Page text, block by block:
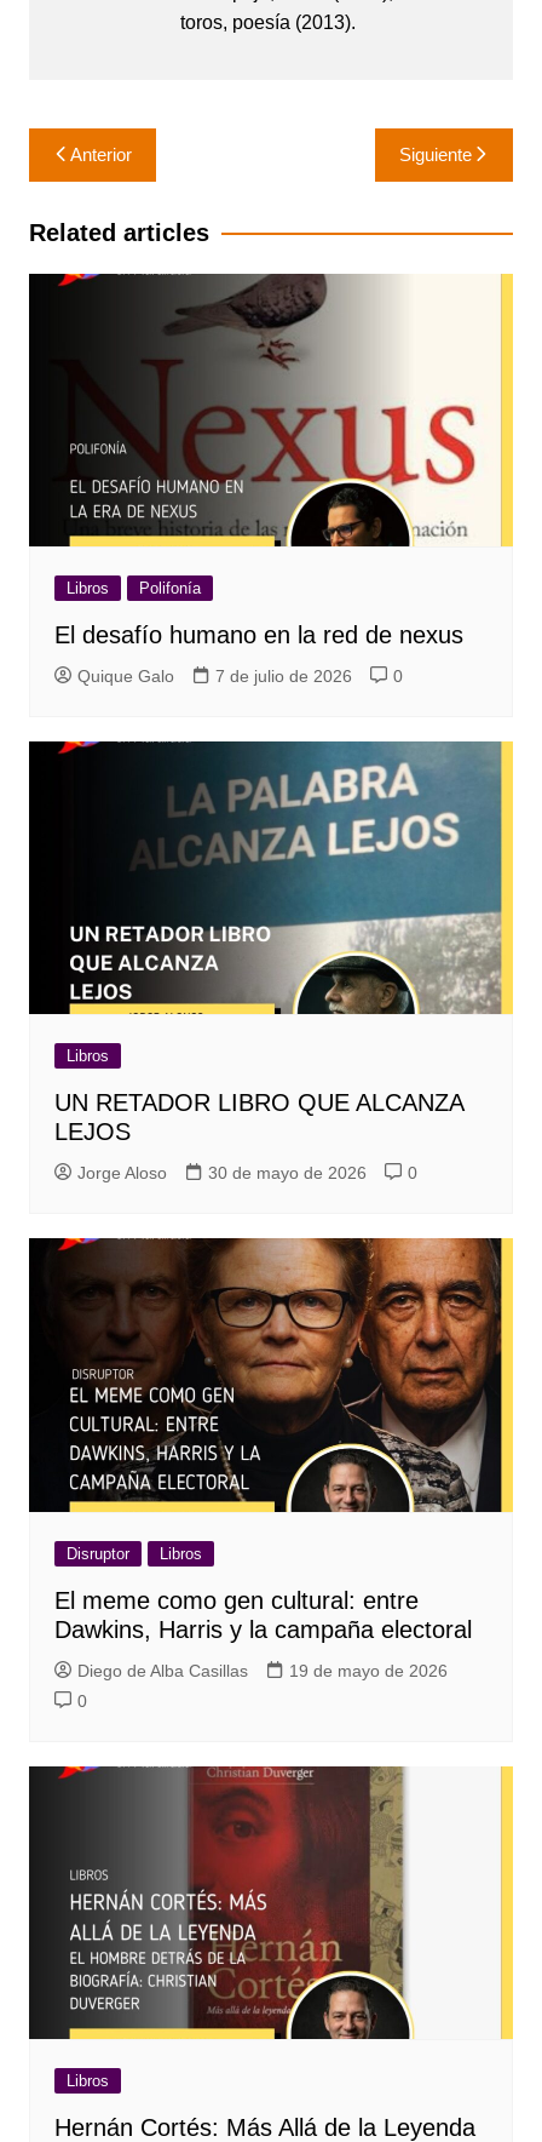
toros, poesía (2013).
Navegación
de
entradas
Anterior Siguiente
Related articles
Libros Polifonía
El desafío humano en la red de nexus
Quique Galo 7 de julio de 2026 0
Libros
UN RETADOR LIBRO QUE ALCANZA
LEJOS
Jorge Aloso 30 de mayo de 2026 0
Disruptor Libros
El meme como gen cultural: entre
Dawkins, Harris y la campaña electoral
Diego de Alba Casillas
19 de mayo de 2026
0
Libros
Hernán Cortés: Más Allá de la Leyenda